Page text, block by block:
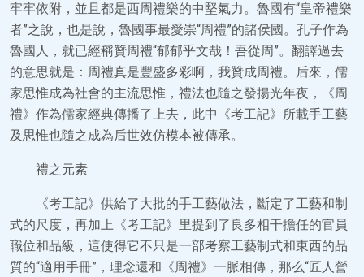
牢牢依附，並且都是西周禮樂的中堅氣力。魯國有“皇帝禮樂
者”之說，也是說，魯國事最愛崇“周禮”的諸侯國。孔子作為
魯國人，就已經稱贊周禮“郁郁乎文哉！吾從周”。翻譯過去
的意思就是：周禮真是豐盛多彩啊，我贊成周禮。后來，儒
家思惟成為社會的主流思惟，禮法也隨之發揚光年夜，《周
禮》作為儒家經典傳播了上去，此中《考工記》所載手工藝
及思惟也隨之成為后世效仿模本被傳承。
禮之元素
《考工記》供給了大批的手工藝做法，斷定了工藝和制
式的尺度，再加上《考工記》里提到了良多相干擔任的官員
職位和品級，這使得它不只是一部考察工藝制式和東西的品
質的“適用手冊”，理念還和《周禮》一脈相傳，那么“匠人營